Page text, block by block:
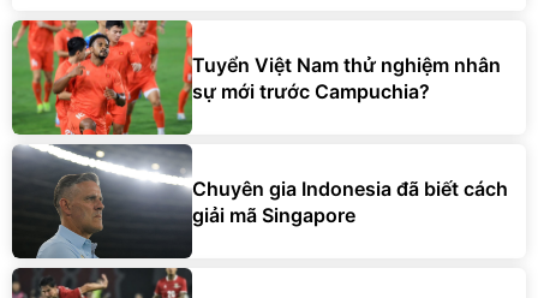
Tuyển Việt Nam thử nghiệm nhân
sự mới trước Campuchia?
Chuyên gia Indonesia đã biết cách
giải mã Singapore